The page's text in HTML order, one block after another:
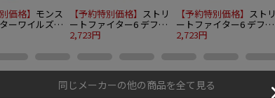
価格】 モンス
ーワイルズ
ディ（花舞）
【予約特別価格】 ストリ
ートファイター6 デフォ
ルメぬいぐるみ イング
2,723円
【予約特別価格】 ストリ
ートファイター6 デフォ
ルメぬいぐるみ アレッ
2,723円
同じメーカーの他の商品を全て見る